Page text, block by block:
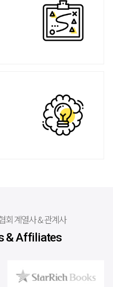
회 계열사 & 관계사
& Affiliates